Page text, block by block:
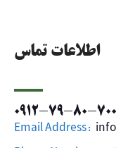
اطلاعات تماس
Email Address :